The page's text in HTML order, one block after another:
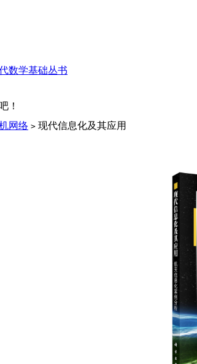
数学基础丛书
！
网络 > 现代信息化及其应用